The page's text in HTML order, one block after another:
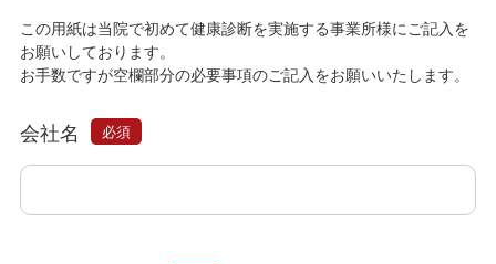
この用紙は当院で初めて健康診断を実施する事業所様にご記入を
お願いしております。
お手数ですが空欄部分の必要事項のご記入をお願いいたします。
会社名 必須